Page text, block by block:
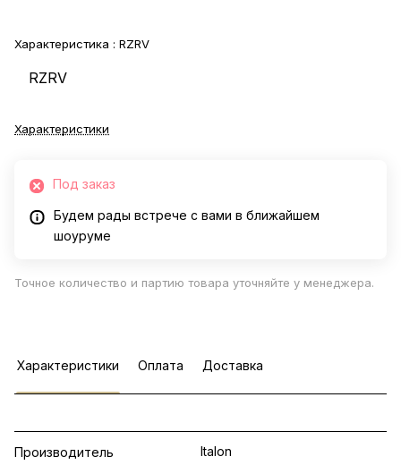
Характеристика : RZRV
RZRV
Характеристики
Под заказ
Будем рады встрече с вами в ближайшем
шоуруме
Точное количество и партию товара уточняйте у менеджера.
Характеристики Оплата Доставка
Производитель Italon